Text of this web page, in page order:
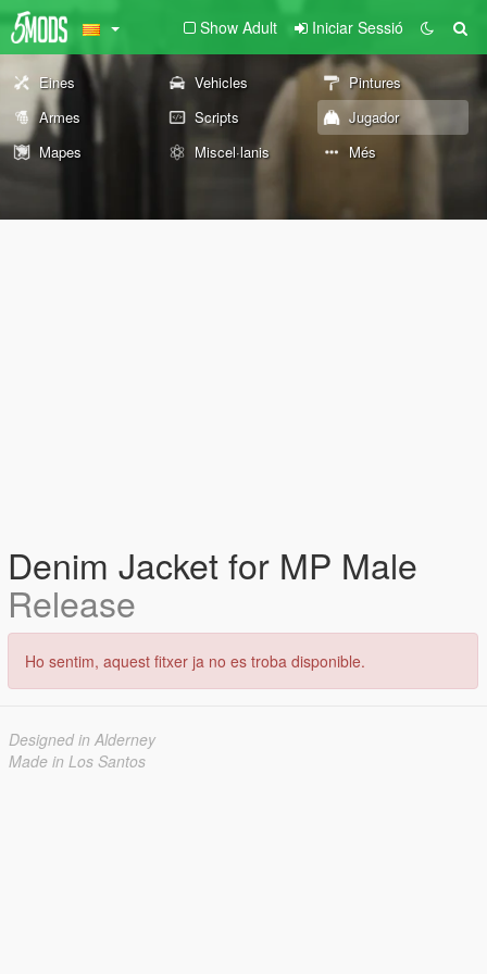
Show Adult Iniciar Sessió
Eines Vehicles
Pintures
Armes
Scripts
Jugador
Mapes
Miscel·lanis Més
Denim Jacket for MP Male
Release
Ho sentim, aquest fitxer ja no es troba disponible.
Designed in Alderney
Made in Los Santos